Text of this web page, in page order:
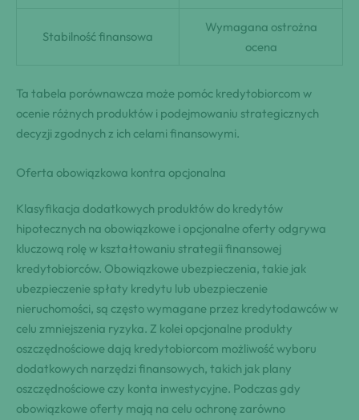
Stabilność finansowa
Wymagana ostrożna
ocena
Ta tabela porównawcza może pomóc kredytobiorcom w
ocenie różnych produktów i podejmowaniu strategicznych
decyzji zgodnych z ich celami finansowymi.
Oferta obowiązkowa kontra opcjonalna
Klasyfikacja dodatkowych produktów do kredytów
hipotecznych na obowiązkowe i opcjonalne oferty odgrywa
kluczową rolę w kształtowaniu strategii finansowej
kredytobiorców. Obowiązkowe ubezpieczenia, takie jak
ubezpieczenie spłaty kredytu lub ubezpieczenie
nieruchomości, są często wymagane przez kredytodawców w
celu zmniejszenia ryzyka. Z kolei opcjonalne produkty
oszczędnościowe dają kredytobiorcom możliwość wyboru
dodatkowych narzędzi finansowych, takich jak plany
oszczędnościowe czy konta inwestycyjne. Podczas gdy
obowiązkowe oferty mają na celu ochronę zarówno